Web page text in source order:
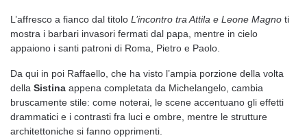
L’affresco a fianco dal titolo L’incontro tra Attila e Leone Magno ti
mostra i barbari invasori fermati dal papa, mentre in cielo
appaiono i santi patroni di Roma, Pietro e Paolo.
Da qui in poi Raffaello, che ha visto l’ampia porzione della volta
della Sistina appena completata da Michelangelo, cambia
bruscamente stile: come noterai, le scene accentuano gli effetti
drammatici e i contrasti fra luci e ombre, mentre le strutture
architettoniche si fanno opprimenti.